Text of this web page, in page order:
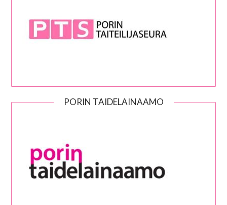
PORIN TAIDELAINAAMO